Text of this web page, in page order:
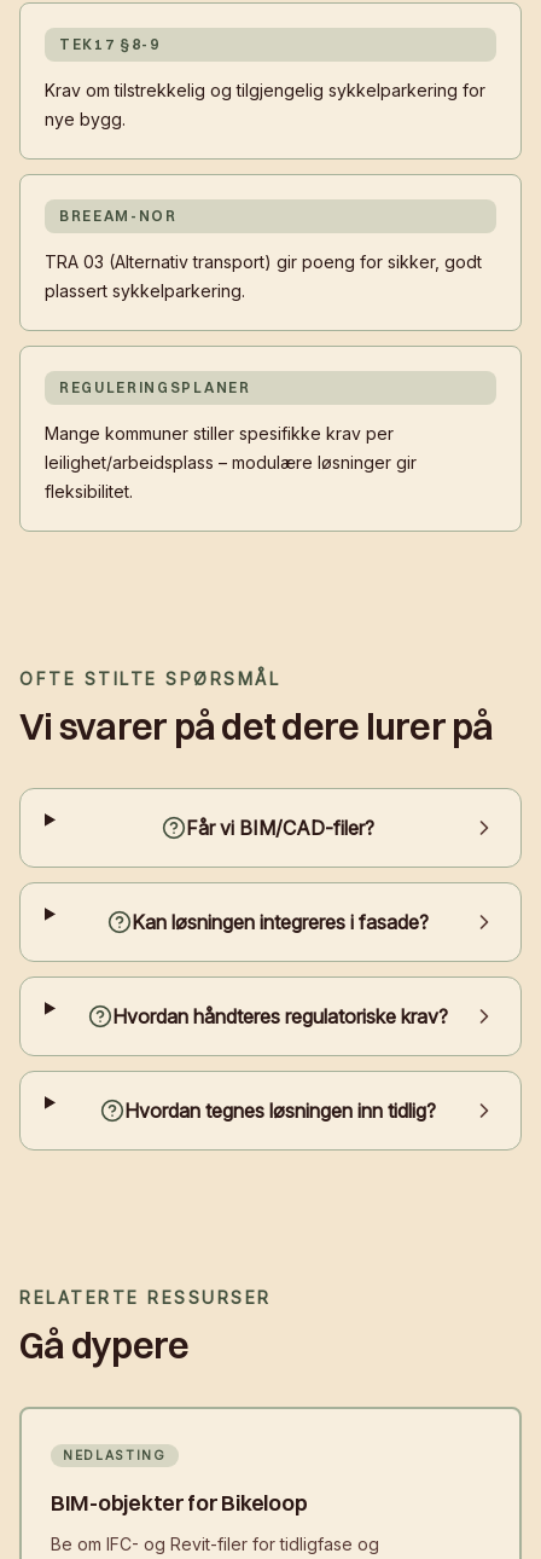
TEK17 §8-9
Krav om tilstrekkelig og tilgjengelig sykkelparkering for
nye bygg.
BREEAM-NOR
TRA 03 (Alternativ transport) gir poeng for sikker, godt
plassert sykkelparkering.
REGULERINGSPLANER
Mange kommuner stiller spesifikke krav per
leilighet/arbeidsplass – modulære løsninger gir
fleksibilitet.
OFTE STILTE SPØRSMÅL
Vi svarer på det dere lurer på
Får vi BIM/CAD-filer?
Kan løsningen integreres i fasade?
Hvordan håndteres regulatoriske krav?
Hvordan tegnes løsningen inn tidlig?
RELATERTE RESSURSER
Gå dypere
NEDLASTING
BIM-objekter for Bikeloop
Be om IFC- og Revit-filer for tidligfase og